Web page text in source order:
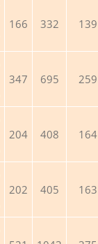
166 332 139
347 695 259
204 408 164
202 405 163